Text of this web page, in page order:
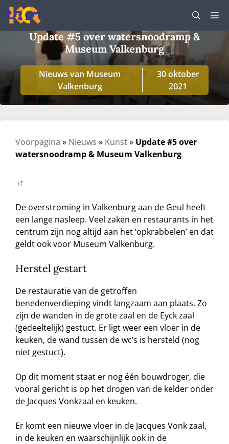
Ga
naar
de
Update #5 over watersnoodramp &
Museum Valkenburg
Nieuws van Museum
Valkenburg
30 oktober
2021
Voorpagina » Nieuws » Kunst» Update #5 over
watersnoodramp & Museum Valkenburg
De overstroming in Valkenburg aan de Geul heeft
een lange nasleep. Veel zaken en restaurants in het
centrum zijn nog altijd aan het ‘opkrabbelen’ en dat
geldt ook voor Museum Valkenburg.
Herstel gestart
De restauratie van de getroffen
benedenverdieping vindt langzaam aan plaats. Zo
zijn de wanden in de grote zaal en de Eyck zaal
(gedeeltelijk) gestuct. Er ligt weer een vloer in de
keuken, de wand tussen de wc’s is hersteld (nog
niet gestuct).
Op dit moment staat er nog één bouwdroger, die
vooral gericht is op het drogen van de kelder onder
de Jacques Vonkzaal en keuken.
Er komt een nieuwe vloer in de Jacques Vonk zaal,
in de keuken en waarschijnlijk ook in de